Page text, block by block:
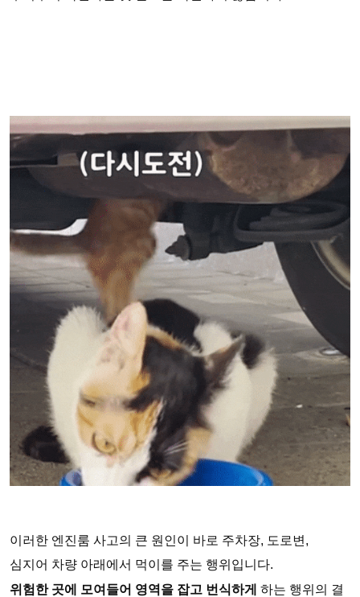
이러한 엔진룸 사고의 큰 원인이 바로 주차장, 도로변,
심지어 차량 아래에서 먹이를 주는 행위입니다.
위험한 곳에 모여들어 영역을 잡고 번식하게 하는 행위의 결